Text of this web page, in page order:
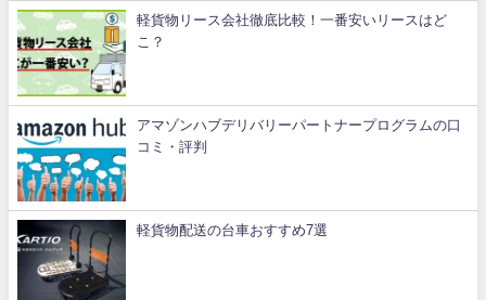
軽貨物リース会社徹底比較！一番安いリースはど
こ？
アマゾンハブデリバリーパートナープログラムの口
コミ・評判
軽貨物配送の台車おすすめ7選